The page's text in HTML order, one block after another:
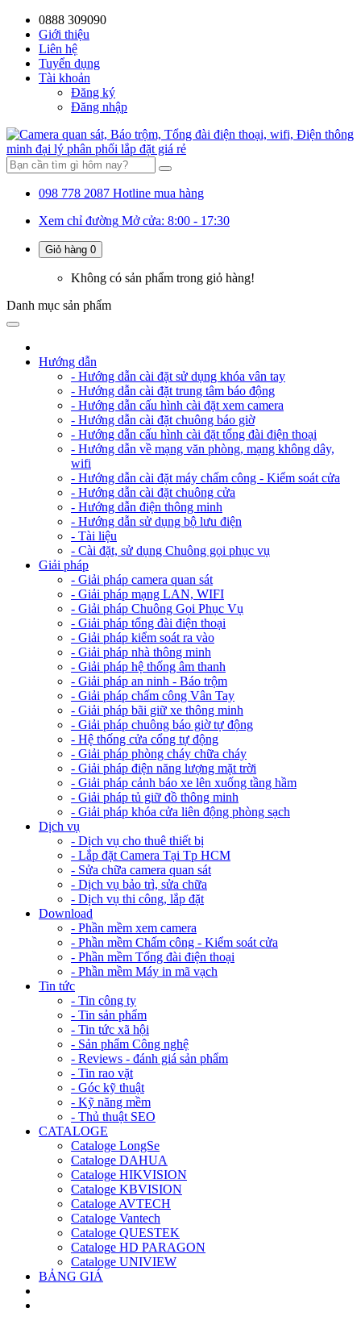
0888 309090
Giới thiệu
Liên hệ
Tuyển dụng
Tài khoản
Đăng ký
Đăng nhập
098 778 2087 Hotline mua hàng
Xem chỉ đường Mở cửa: 8:00 - 17:30
Giỏ hàng 0
Không có sản phẩm trong giỏ hàng!
Danh mục sản phẩm
Hướng dẫn
- Hướng dẫn cài đặt sử dụng khóa vân tay
- Hướng dẫn cài đặt trung tâm báo động
- Hướng dẫn cấu hình cài đặt xem camera
- Hướng dẫn cài đặt chuông báo giờ
- Hướng dẫn cấu hình cài đặt tổng đài điện thoại
- Hướng dẫn về mạng văn phòng, mạng không dây,
wifi
- Hướng dẫn cài đặt máy chấm công - Kiểm soát cửa
- Hướng dẫn cài đặt chuông cửa
- Hướng dẫn điện thông minh
- Hướng dẫn sử dụng bộ lưu điện
- Tài liệu
- Cài đặt, sử dụng Chuông gọi phục vụ
Giải pháp
- Giải pháp camera quan sát
- Giải pháp mạng LAN, WIFI
- Giải pháp Chuông Gọi Phục Vụ
- Giải pháp tổng đài điện thoại
- Giải pháp kiểm soát ra vào
- Giải pháp nhà thông minh
- Giải pháp hệ thống âm thanh
- Giải pháp an ninh - Báo trộm
- Giải pháp chấm công Vân Tay
- Giải pháp bãi giữ xe thông minh
- Giải pháp chuông báo giờ tự động
- Hệ thống cửa cổng tự động
- Giải pháp phòng cháy chữa cháy
- Giải pháp điện năng lượng mặt trời
- Giải pháp cảnh báo xe lên xuống tầng hầm
- Giải pháp tủ giữ đồ thông minh
- Giải pháp khóa cửa liên động phòng sạch
Dịch vụ
- Dịch vụ cho thuê thiết bị
- Lắp đặt Camera Tại Tp HCM
- Sửa chữa camera quan sát
- Dịch vụ bảo trì, sửa chữa
- Dịch vụ thi công, lắp đặt
Download
- Phần mềm xem camera
- Phần mềm Chấm công - Kiểm soát cửa
- Phần mềm Tổng đài điện thoại
- Phần mềm Máy in mã vạch
Tin tức
- Tin công ty
- Tin sản phẩm
- Tin tức xã hội
- Sản phẩm Công nghệ
- Reviews - đánh giá sản phẩm
- Tin rao vặt
- Góc kỹ thuật
- Kỹ năng mềm
- Thủ thuật SEO
CATALOGE
Cataloge LongSe
Cataloge DAHUA
Cataloge HIKVISION
Cataloge KBVISION
Cataloge AVTECH
Cataloge Vantech
Cataloge QUESTEK
Cataloge HD PARAGON
Cataloge UNIVIEW
BẢNG GIÁ